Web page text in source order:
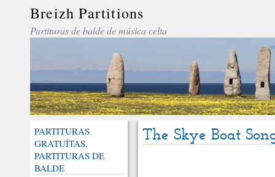
Breizh Partitions
Partituras de balde de música celta
PARTITURAS
GRATUÍTAS,
PARTITURAS DE
BALDE
The Skye Boat